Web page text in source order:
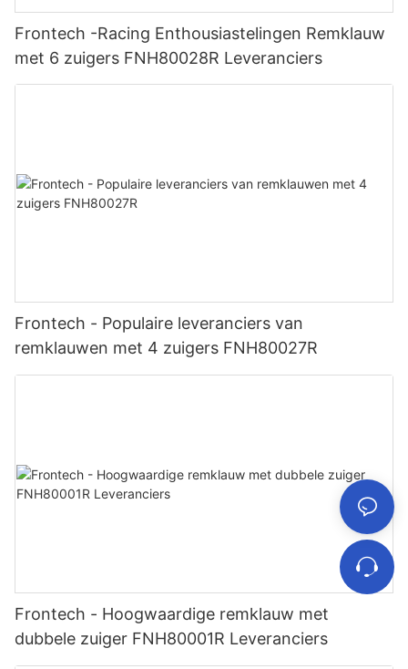
Frontech -Racing Enthousiastelingen Remklauw
met 6 zuigers FNH80028R Leveranciers
Frontech - Populaire leveranciers van
remklauwen met 4 zuigers FNH80027R
Frontech - Hoogwaardige remklauw met
dubbele zuiger FNH80001R Leveranciers